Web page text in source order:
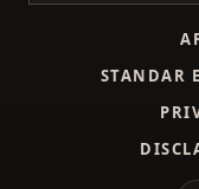
STANDAR